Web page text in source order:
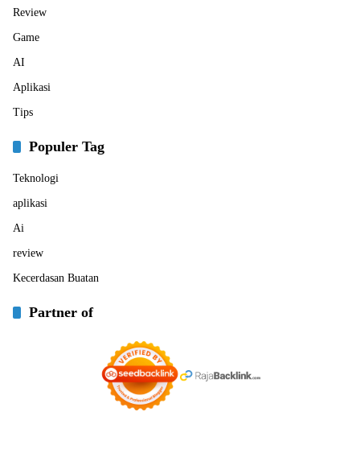
Review
Game
AI
Aplikasi
Tips
Populer Tag
Teknologi
aplikasi
Ai
review
Kecerdasan Buatan
Partner of